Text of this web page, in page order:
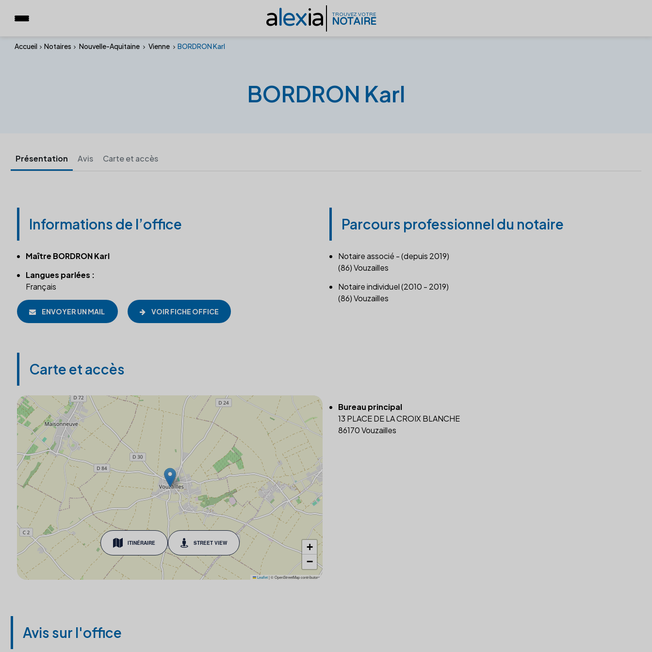
alexia TROUVEZ VOTRE
NOTAIRE
Accueil Notaires Nouvelle-Aquitaine Vienne BORDRON Karl
BORDRON Karl
Présentation Avis Carte et accès
Informations de l’office
Maître BORDRON Karl
Langues parlées :
Français
ENVOYER UN MAIL VOIR FICHE OFFICE
Parcours professionnel du notaire
Notaire associé - (depuis 2019)
(86) Vouzailles
Notaire individuel (2010 - 2019)
(86) Vouzailles
Carte et accès
ITINÉRAIRE STREET VIEW
+
−
Leaflet |© OpenStreetMap contributors
Bureau principal
13 PLACE DE LA CROIX BLANCHE
86170 Vouzailles
Avis sur l'office